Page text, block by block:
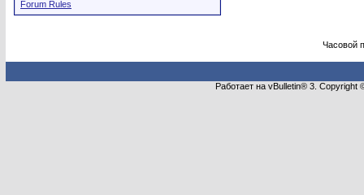
Forum Rules
Часовой
Работает на vBulletin® 3.